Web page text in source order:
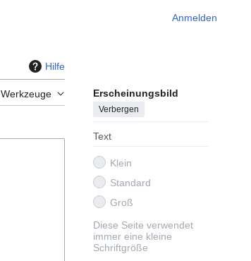
Anmelden
Hilfe
Werkzeuge Erscheinungsbild
Verbergen
Text
Klein
Standard
Groß
Diese Seite verwendet
immer eine kleine
Schriftgröße